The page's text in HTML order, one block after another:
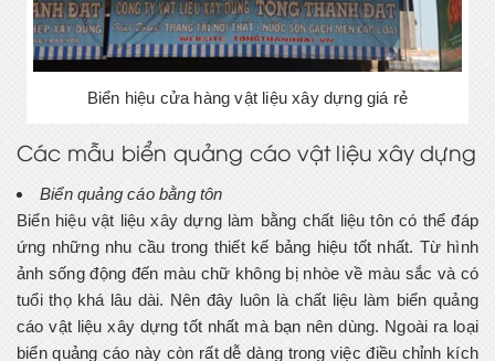
Biển hiệu cửa hàng vật liệu xây dựng giá rẻ
Các mẫu biển quảng cáo vật liệu xây dựng
Biển quảng cáo bằng tôn
Biển hiệu vật liệu xây dựng làm bằng chất liệu tôn có thể đáp
ứng những nhu cầu trong thiết kế bảng hiệu tốt nhất. Từ hình
ảnh sống động đến màu chữ không bị nhòe về màu sắc và có
tuổi thọ khá lâu dài. Nên đây luôn là chất liệu làm biển quảng
cáo vật liệu xây dựng tốt nhất mà bạn nên dùng. Ngoài ra loại
biển quảng cáo này còn rất dễ dàng trong việc điều chỉnh kích